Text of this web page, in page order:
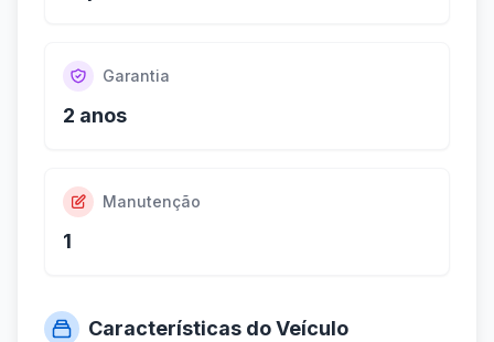
Garantia
2 anos
Manutenção
1
Características do Veículo